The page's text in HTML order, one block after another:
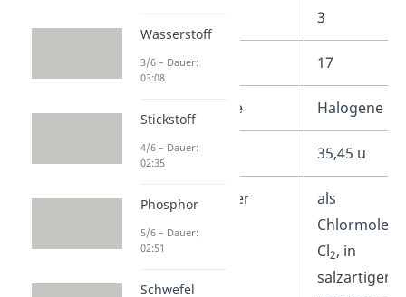
3
Ordnungszahl 17
Elementkategorie Halogene
Molare Masse 35,45 u
Vorkommen in der
Natur
als
Cl2, in
salzartigen
Wasserstoff
3/6 – Dauer:
03:08
Stickstoff
4/6 – Dauer:
02:35
Phosphor
5/6 – Dauer:
02:51
Schwefel